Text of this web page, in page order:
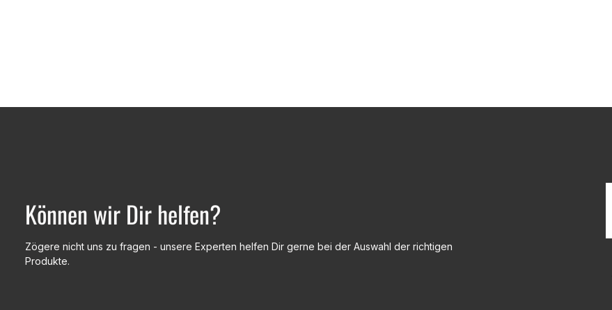
Können wir Dir helfen?
Zögere nicht uns zu fragen - unsere Experten helfen Dir gerne bei der Auswahl der richtigen
Produkte.